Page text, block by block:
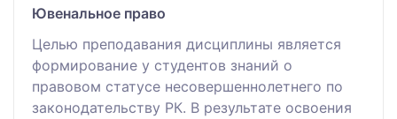
Ювенальное право
Целью преподавания дисциплины является
формирование у студентов знаний о
правовом статусе несовершеннолетнего по
законодательству РК. В результате освоения